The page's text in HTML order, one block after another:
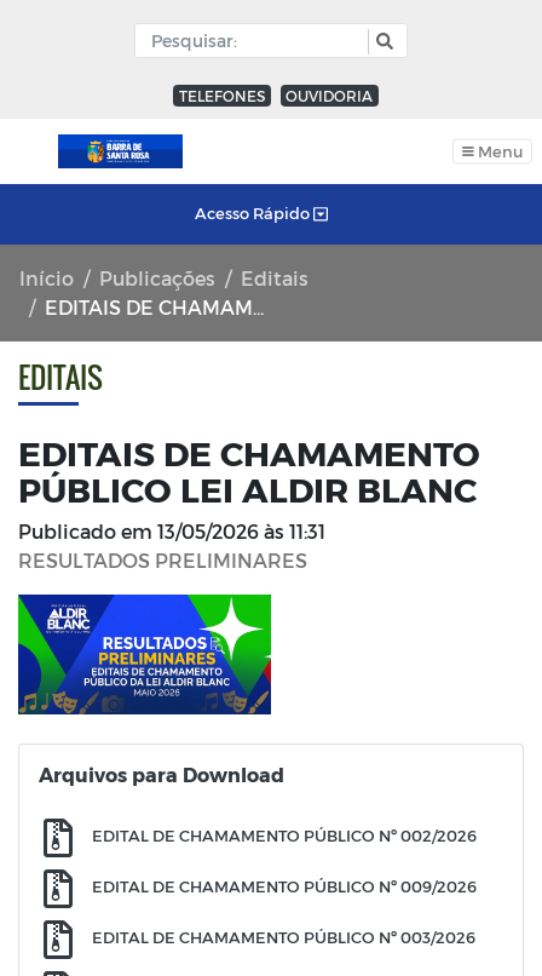
TELEFONES OUVIDORIA
Menu
Acesso Rápido
Início Publicações
Editais
EDITAIS DE CHAMAMENTO PÚBLICO LEI ALDIR BLANC
EDITAIS
EDITAIS DE CHAMAMENTO
PÚBLICO LEI ALDIR BLANC
Publicado em 13/05/2026 às 11:31
RESULTADOS PRELIMINARES
Arquivos para Download
EDITAL DE CHAMAMENTO PÚBLICO Nº 002/2026
EDITAL DE CHAMAMENTO PÚBLICO Nº 009/2026
EDITAL DE CHAMAMENTO PÚBLICO Nº 003/2026